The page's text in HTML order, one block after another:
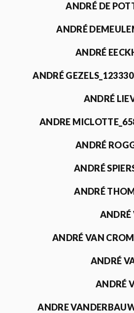
ANDRÉ DE
ANDRÉ
ANDRÉ
ANDRÉ GEZELS_123330
ANDRÉ
ANDRE
ANDRÉ
ANDRÉ
ANDRÉ
ANDRÉ
ANDRÉ VAN
ANDRÉ
ANDRÉ
ANDRE